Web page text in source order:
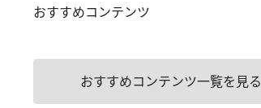
おすすめコンテンツ
おすすめコンテンツ一覧を見る